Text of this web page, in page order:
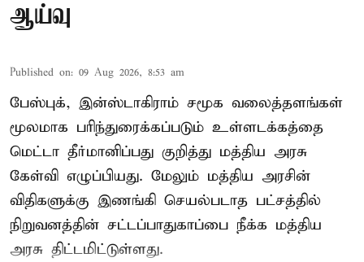
ஆய்வு
Published on: 09 Aug 2026, 8:53 am
பேஸ்புக், இன்ஸ்டாகிராம் சமூக வலைத்தளங்கள்
மூலமாக பரிந்துரைக்கப்படும் உள்ளடக்கத்தை
மெட்டா தீர்மானிப்பது குறித்து மத்திய அரசு
கேள்வி எழுப்பியது. மேலும் மத்திய அரசின்
விதிகளுக்கு இணங்கி செயல்படாத பட்சத்தில்
நிறுவனத்தின் சட்டப்பாதுகாப்பை நீக்க மத்திய
அரசு திட்டமிட்டுள்ளது.